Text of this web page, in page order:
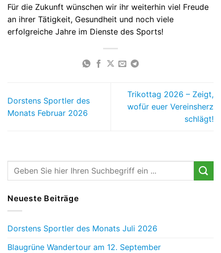
Für die Zukunft wünschen wir ihr weiterhin viel Freude
an ihrer Tätigkeit, Gesundheit und noch viele
erfolgreiche Jahre im Dienste des Sports!
Dorstens Sportler des
Monats Februar 2026
Trikottag 2026 – Zeigt,
wofür euer Vereinsherz
schlägt!
Neueste Beiträge
Dorstens Sportler des Monats Juli 2026
Blaugrüne Wandertour am 12. September